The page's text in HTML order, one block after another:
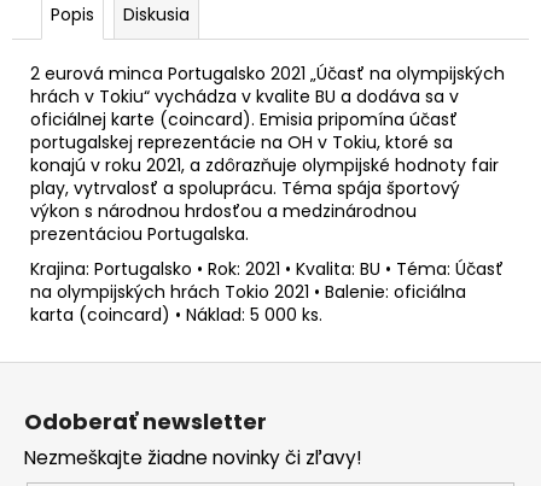
Popis Diskusia
2 eurová minca Portugalsko 2021 „Účasť na olympijských
hrách v Tokiu“ vychádza v kvalite BU a dodáva sa v
oficiálnej karte (coincard). Emisia pripomína účasť
portugalskej reprezentácie na OH v Tokiu, ktoré sa
konajú v roku 2021, a zdôrazňuje olympijské hodnoty fair
play, vytrvalosť a spoluprácu. Téma spája športový
výkon s národnou hrdosťou a medzinárodnou
prezentáciou Portugalska.
Krajina: Portugalsko • Rok: 2021 • Kvalita: BU • Téma: Účasť
na olympijských hrách Tokio 2021 • Balenie: oficiálna
karta (coincard) • Náklad: 5 000 ks.
2
EURO
ÍRSKO
2026
-
PREDSEDNÍCTVO
RADE
EÚ
(UNC)
€3,50
Z
Odoberať newsletter
Nezmeškajte žiadne novinky či zľavy!